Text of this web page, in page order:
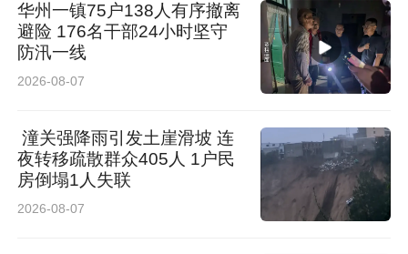
华州一镇75户138人有序撤离
避险 176名干部24小时坚守
防汛一线
2026-08-07
潼关强降雨引发土崖滑坡 连
夜转移疏散群众405人 1户民
房倒塌1人失联
2026-08-07